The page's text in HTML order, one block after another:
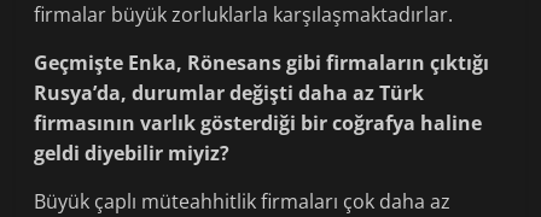
firmalar büyük zorluklarla karşılaşmaktadırlar.
Geçmişte Enka, Rönesans gibi firmaların çıktığı
Rusya’da, durumlar değişti daha az Türk
firmasının varlık gösterdiği bir coğrafya haline
geldi diyebilir miyiz?
Büyük çaplı müteahhitlik firmaları çok daha az